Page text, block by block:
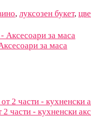
, луксозен букет,
за маса
части - кухненски